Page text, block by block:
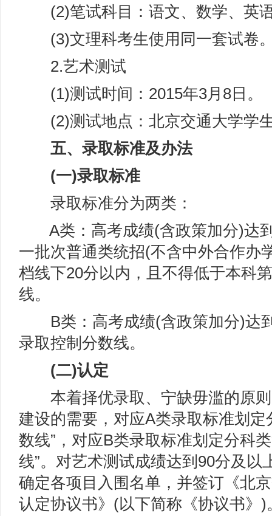
(2)笔试科目：语文、数学、英
(3)文理科考生使用同一套试卷
2.艺术测试
(1)测试时间：2015年3月8日。
(2)测试地点：北京交通大学学
五、录取标准及办法
(一)录取标准
录取标准分为两类：
A类：高考成绩(含政策加分)达
一批次普通类统招(不含中外合作办
档线下20分以内，且不得低于本科
线。
B类：高考成绩(含政策加分)达
录取控制分数线。
(二)认定
本着择优录取、宁缺毋滥的原则
建设的需要，对应A类录取标准划定
数线”，对应B类录取标准划定分科
线”。对艺术测试成绩达到90分及以
确定各项目入围名单，并签订《北
认定协议书》(以下简称《协议书》